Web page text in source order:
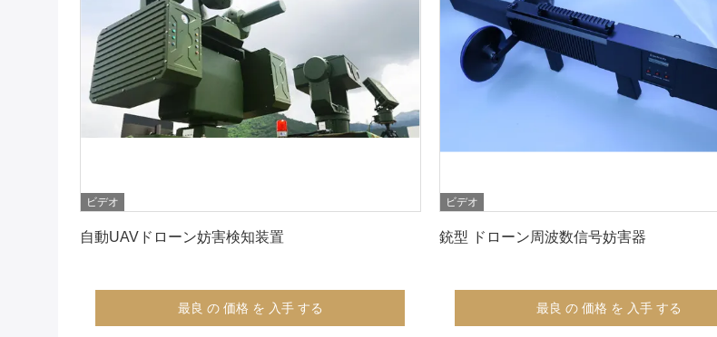
ビデオ
自動UAVドローン妨害検知装置
最良 の 価格 を 入手 する
ビデオ
銃型 ドローン周波数信号妨害器
最良 の 価格 を 入手 する